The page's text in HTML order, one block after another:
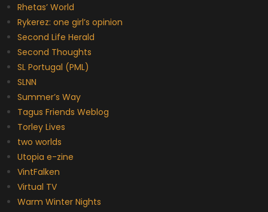
Rhetas’ World
Rykerez: one girl’s opinion
Second Life Herald
Second Thoughts
SL Portugal (PML)
SLNN
Summer’s Way
Tagus Friends Weblog
Torley Lives
two worlds
Utopia e-zine
VintFalken
Virtual TV
Warm Winter Nights